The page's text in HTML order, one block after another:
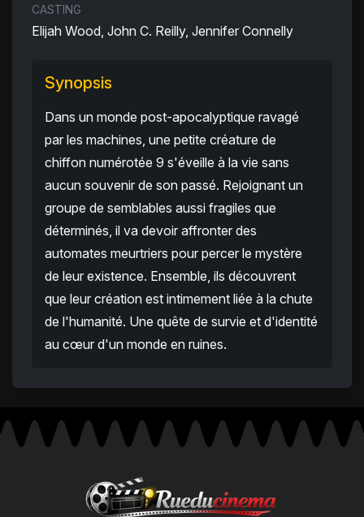
CASTING
Elijah Wood, John C. Reilly, Jennifer Connelly
Synopsis
Dans un monde post-apocalyptique ravagé
par les machines, une petite créature de
chiffon numérotée 9 s'éveille à la vie sans
aucun souvenir de son passé. Rejoignant un
groupe de semblables aussi fragiles que
déterminés, il va devoir affronter des
automates meurtriers pour percer le mystère
de leur existence. Ensemble, ils découvrent
que leur création est intimement liée à la chute
de l'humanité. Une quête de survie et d'identité
au cœur d'un monde en ruines.